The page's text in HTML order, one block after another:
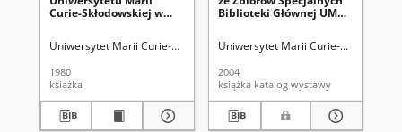
Curie-Skłodowskiej w
Uniwersytet Marii Curie-Skłodowskiej (Lublin). Biblioteka Główna
1980
książka
Biblioteki Głównej UMCS
Główna UMCS, listopad-
Uniwersytet Marii Curie-
2004
książka katalog wystawy